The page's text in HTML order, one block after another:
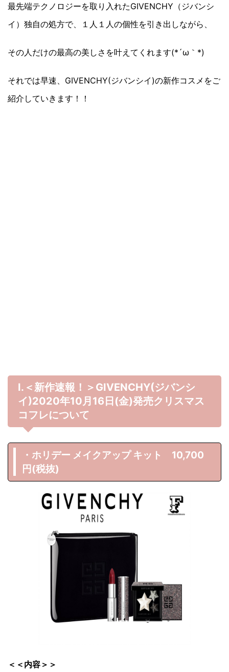
最先端テクノロジーを取り入れたGIVENCHY（ジバンシ
イ）独自の処方で、１人１人の個性を引き出しながら、
その人だけの最高の美しさを叶えてくれます(*´ω｀*)
それでは早速、GIVENCHY(ジバンシイ)の新作コスメをご
紹介していきます！！
Ⅰ.＜新作速報！＞GIVENCHY(ジバンシ
イ)2020年10月16日(金)発売クリスマス
コフレについて
・ホリデー メイクアップ キット 10,700
円(税抜)
＜＜内容＞＞